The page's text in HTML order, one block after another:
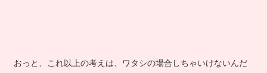
おっと、これ以上の考えは、ワタシの場合しちゃいけないんだ